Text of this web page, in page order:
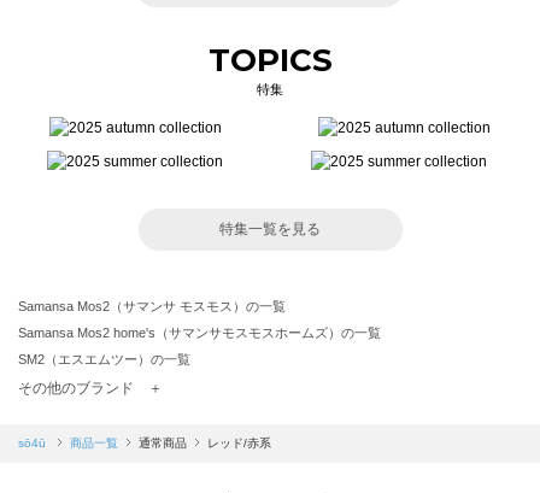
TOPICS
特集
特集一覧を見る
Samansa Mos2（サマンサ モスモス）の一覧
Samansa Mos2 home's（サマンサモスモスホームズ）の一覧
SM2（エスエムツー）の一覧
TSUHARU by Samansa Mos2（ツハルバイサマンサモスモス）の一覧
Samansa Mos2 blue（サマンサモスモス ブルー）の一覧
その他のブランド ＋
sō4ū 商品一覧 通常商品 レッド/赤系